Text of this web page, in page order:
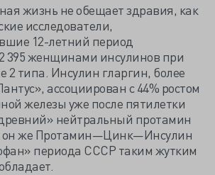
жизнь не обещает здравия, как
исследователи,
12-летний период
395 женщинами инсулинов при
2 типа. Инсулин гларгин, более
ассоциирован с 44% ростом
железы уже после пятилетки
нейтральный протамин
он же Протамин—Цинк—Инсулин
периода СССР таким жутким